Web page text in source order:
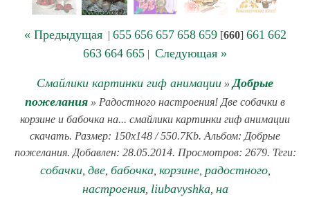
« Предыдущая| 655 656 657 658 659[660] 661 662
663 664 665 | Следующая »
Смайлики картинки гиф анимации » Добрые
пожелания » Радостного настроения! Две собачки в
корзине и бабочка на... смайлики картинки гиф анимации
скачать. Размер: 150x148 / 550.7Kb. Альбом: Добрые
пожелания. Добавлен: 28.05.2014. Просмотров: 2679. Теги:
собачки, две, бабочка, корзине, радостного,
настроения, liubavyshka, на